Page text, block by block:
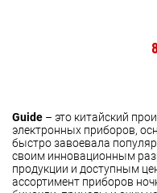
Guide – это китайский
электронных приборов,
быстро завоевала
своим инновационным
продукции и доступным
ассортимент приборов